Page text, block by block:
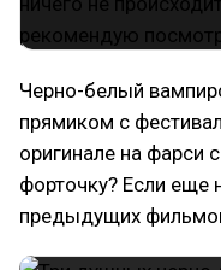
Черно-белый
прямиком с
оригинале на фарси
форточку? Если еще
предыдущих